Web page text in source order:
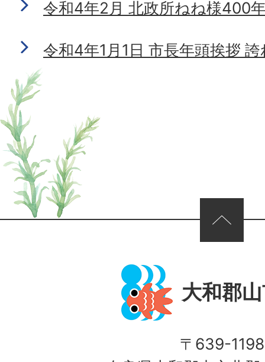
令和4年2月 北政所ねね様400
令和4年1月1日 市長年頭挨拶
ページの先頭へ
大和郡
〒639-1198